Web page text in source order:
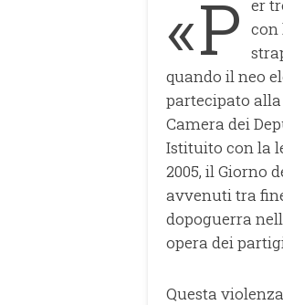
«P er
con
quando il neo
partecipato
Camera dei
Istituito con la
2005, il Giorno
avvenuti tra
dopoguerra
opera dei
Questa